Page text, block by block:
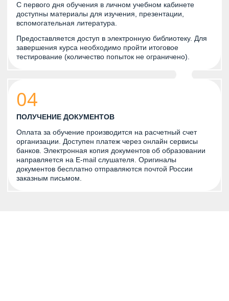
С первого дня обучения в личном учебном кабинете
доступны материалы для изучения, презентации,
вспомогательная литература.
Предоставляется доступ в электронную библиотеку. Для
завершения курса необходимо пройти итоговое
тестирование (количество попыток не ограничено).
04
ПОЛУЧЕНИЕ ДОКУМЕНТОВ
Оплата за обучение производится на расчетный счет
организации. Доступен платеж через онлайн сервисы
банков. Электронная копия документов об образовании
направляется на E-mail слушателя. Оригиналы
документов бесплатно отправляются почтой России
заказным письмом.